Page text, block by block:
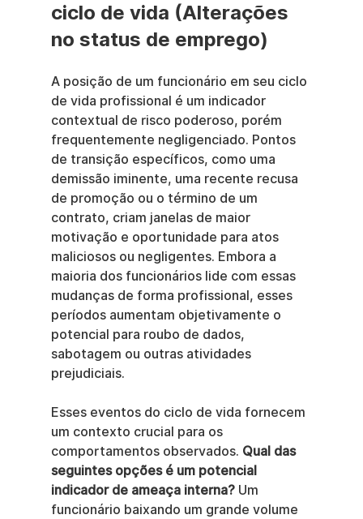
ciclo de vida (Alterações
no status de emprego)
A posição de um funcionário em seu ciclo
de vida profissional é um indicador
contextual de risco poderoso, porém
frequentemente negligenciado. Pontos
de transição específicos, como uma
demissão iminente, uma recente recusa
de promoção ou o término de um
contrato, criam janelas de maior
motivação e oportunidade para atos
maliciosos ou negligentes. Embora a
maioria dos funcionários lide com essas
mudanças de forma profissional, esses
períodos aumentam objetivamente o
potencial para roubo de dados,
sabotagem ou outras atividades
prejudiciais.
Esses eventos do ciclo de vida fornecem
um contexto crucial para os
comportamentos observados. Qual das
seguintes opções é um potencial
indicador de ameaça interna? Um
funcionário baixando um grande volume